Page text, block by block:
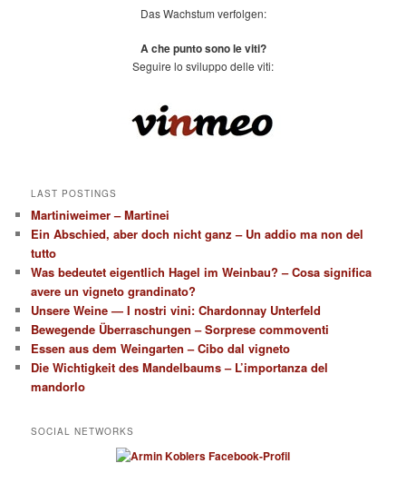
Das Wachstum verfolgen:
A che punto sono le viti?
Seguire lo sviluppo delle viti:
LAST POSTINGS
Martiniweimer – Martinei
Ein Abschied, aber doch nicht ganz – Un addio ma non del
tutto
Was bedeutet eigentlich Hagel im Weinbau? – Cosa significa
avere un vigneto grandinato?
Unsere Weine — I nostri vini: Chardonnay Unterfeld
Bewegende Überraschungen – Sorprese commoventi
Essen aus dem Weingarten – Cibo dal vigneto
Die Wichtigkeit des Mandelbaums – L’importanza del
mandorlo
SOCIAL NETWORKS